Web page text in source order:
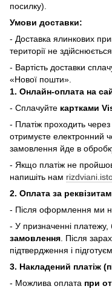
посилку).
Умови доставки:
- Доставка ялинкових
території не здійснюється.
- Вартість доставки
«Нової пошти».
1. Онлайн-оплата на
- Сплачуйте картками
- Платіж проходить
отримуєте електронний
замовлення йде в
- Якщо платіж не
напишіть нам
2. Оплата за
- Після оформлення ми
- У призначенні платежу,
замовлення . Після
підтвердження і
3. Накладений платіж
- Можлива оплата при